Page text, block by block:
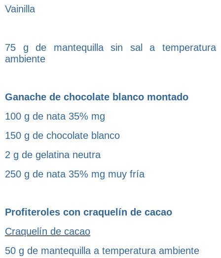
Vainilla
75 g de mantequilla sin sal a temperatura
ambiente
Ganache de chocolate blanco montado
100 g de nata 35% mg
150 g de chocolate blanco
2 g de gelatina neutra
250 g de nata 35% mg muy fría
Profiteroles con craquelín de cacao
Craquelín de cacao
50 g de mantequilla a temperatura ambiente